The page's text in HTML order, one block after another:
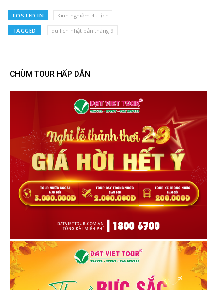
POSTED IN Kinh nghiệm du lịch
TAGGED du lịch nhật bản tháng 9
CHÙM TOUR HẤP DẪN